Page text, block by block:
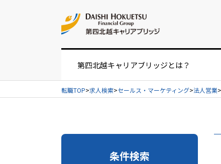
第四北越キャリアブリッジとは？
お仕事紹介の流れ
経営者・人事担当者様へ
転職TOP 求人検索 セールス・マーケティング 法人営業
条件検索